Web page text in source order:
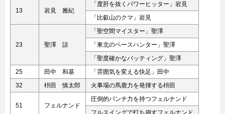
13 岩見 雅紀
「度肝を抜くパワーヒッター」岩見
「比叡山のクマ」岩見
23 聖澤 諒
「聖空間マイスター」聖澤
「東北のベースハンター」聖澤
「聖度確かなバッティング」聖澤
25
田中 和基
「雰囲気を変える快足」田中
32
枡田 慎太郎 火事場の馬鹿力を発揮する枡田
51 フェルナンド
圧倒的パンチ力を持つフェルナンド